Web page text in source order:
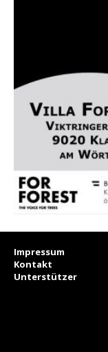
Impressum
Kontakt
Unterstützer